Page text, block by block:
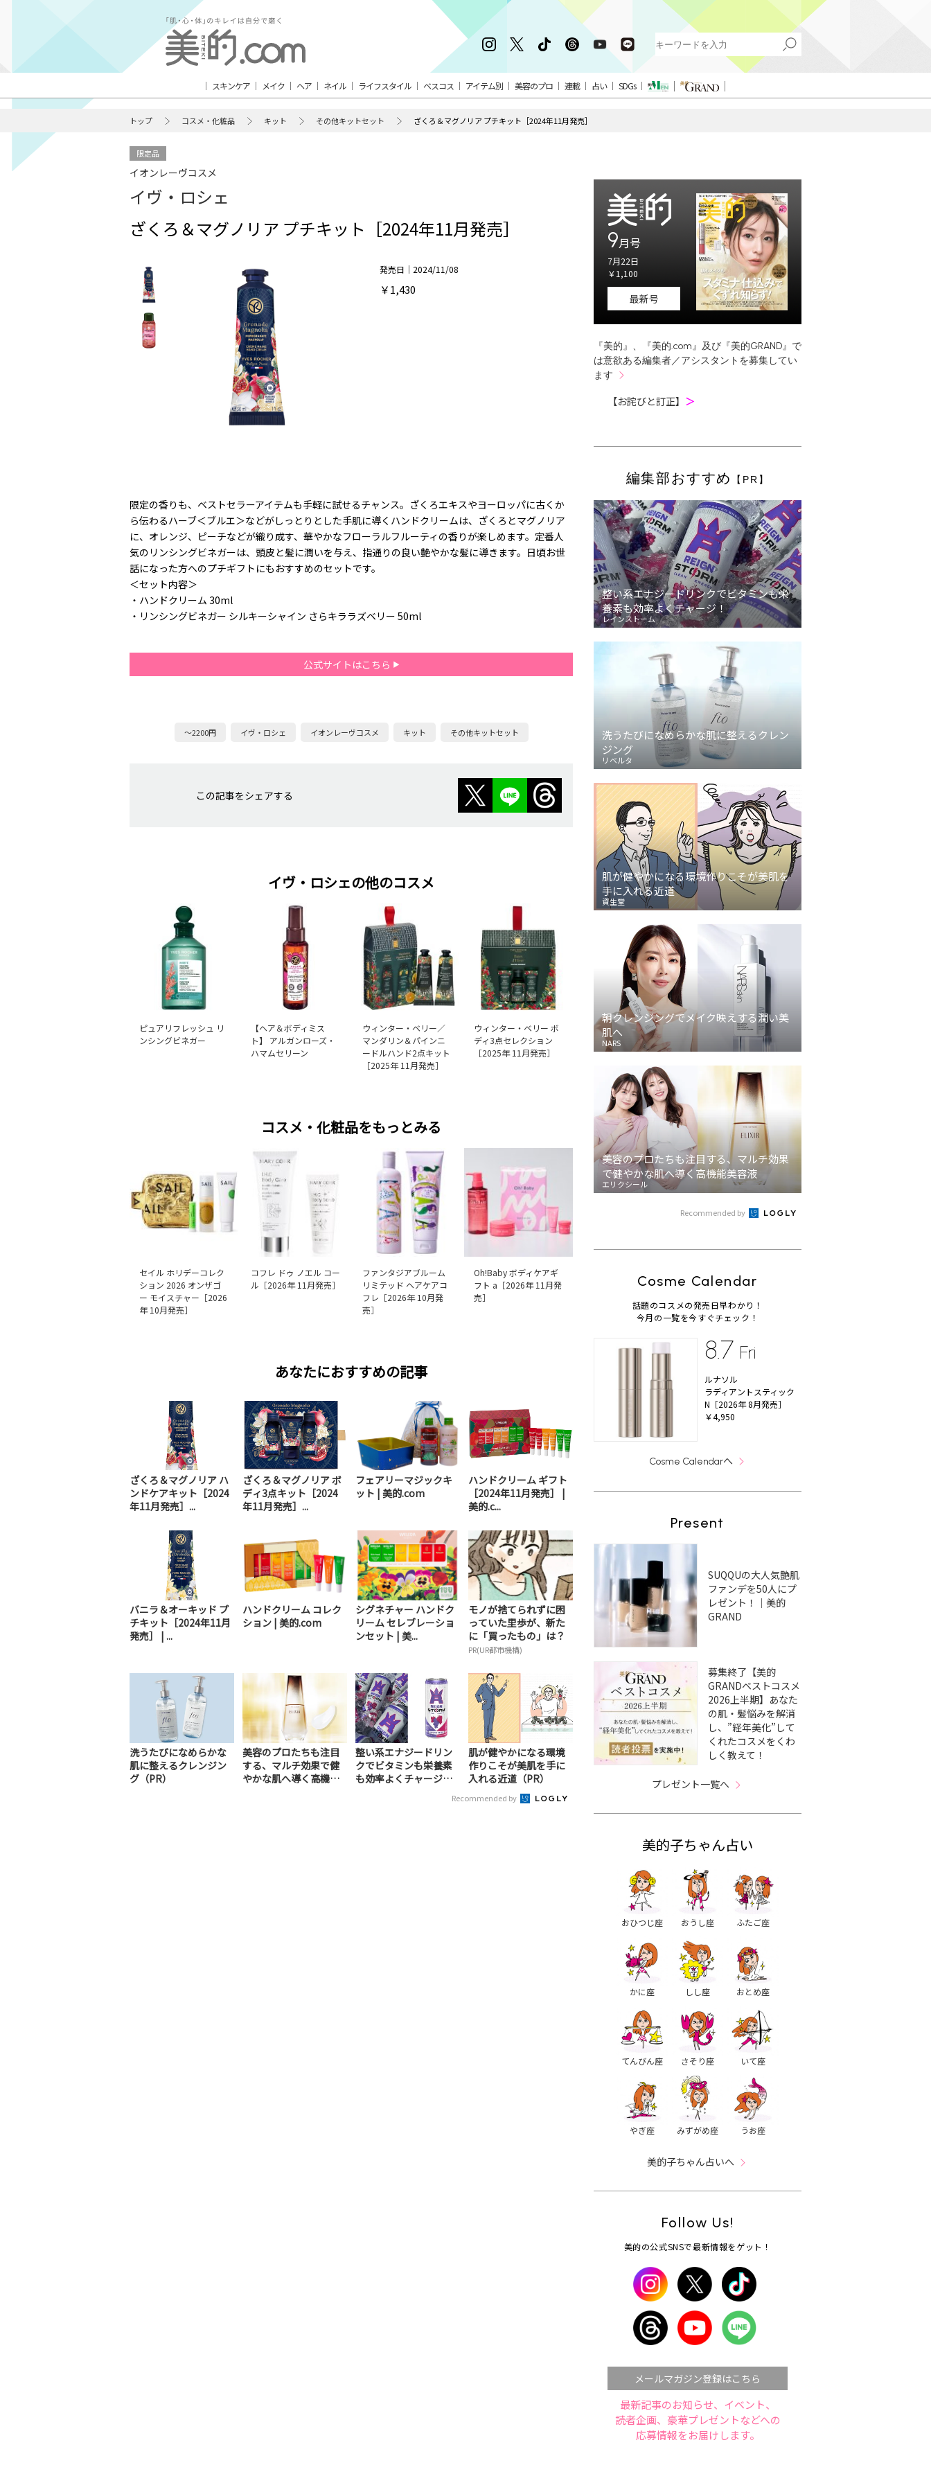
スキンケア メイク ヘア ネイル ライフスタイル ベスコス アイテム別 美容のプロ 連載 占い SDGs
トップ コスメ・化粧品 キット その他キットセット ざくろ＆マグノリア プチキット［2024年11月発売］
限定品
イオンレーヴコスメ
イヴ・ロシェ
ざくろ＆マグノリア プチキット［2024年11月発売］
発売日｜2024/11/08
￥1,430
限定の香りも、ベストセラーアイテムも手軽に試せるチャンス。ざくろエキスやヨーロッパに古くか
ら伝わるハーブ＜ブルエ＞などがしっとりとした手肌に導くハンドクリームは、ざくろとマグノリア
に、オレンジ、ピーチなどが織り成す、華やかなフローラルフルーティの香りが楽しめます。定番人
気のリンシングビネガーは、頭皮と髪に潤いを与え、指通りの良い艶やかな髪に導きます。日頃お世
話になった方へのプチギフトにもおすすめのセットです。
＜セット内容＞
・ハンドクリーム 30ml
・リンシングビネガー シルキーシャイン さらキララズベリー 50ml
公式サイトはこちら
～2200円 イヴ・ロシェ イオンレーヴコスメ キット その他キットセット
この記事をシェアする
イヴ・ロシェの他のコスメ
ピュアリフレッシュ リ
ンシングビネガー
【ヘア＆ボディミス
ト】 アルガンローズ・
ハマムセリーン
ウィンター・ベリー／
マンダリン＆パインニ
ードルハンド2点キット
［2025年 11月発売］
ウィンター・ベリー ボ
ディ3点セレクション
［2025年 11月発売］
コスメ・化粧品をもっとみる
セイル ホリデーコレク
ション 2026 オンザゴ
ー モイスチャー［2026
年 10月発売］
コフレ ドゥ ノエル コー
ル［2026年 11月発売］
ファンタジアブルーム
リミテッド ヘアケアコ
フレ［2026年 10月発
売］
Oh!Baby ボディケアギ
フト a［2026年 11月発
売］
あなたにおすすめの記事
ざくろ＆マグノリア ハ
ンドケアキット［2024
年11月発売］...
ざくろ＆マグノリア ボ
ディ3点キット［2024
年11月発売］...
フェアリーマジックキ
ット | 美的.com
ハンドクリーム ギフト
［2024年11月発売］ |
美的.c...
バニラ＆オーキッド プ
チキット［2024年11月
発売］ | ...
ハンドクリーム コレク
ション | 美的.com
シグネチャー ハンドク
リーム セレブレーショ
ンセット | 美...
モノが捨てられずに困
っていた里歩が、新た
に「買ったもの」は？
PR(UR都市機構)
洗うたびになめらかな
肌に整えるクレンジン
グ（PR）
美容のプロたちも注目
する、マルチ効果で健
やかな肌へ導く高機能
整い系エナジードリン
クでビタミンも栄養素
も効率よくチャージ！
肌が健やかになる環境
作りこそが美肌を手に
入れる近道（PR）
Recommended by
9月号
7月22日
￥1,100
最新号
『美的』、『美的.com』及び『美的GRAND』で
は意欲ある編集者／アシスタントを募集してい
ます
【お詫びと訂正】 ＞
編集部おすすめ 【PR】
整い系エナジードリンクでビタミンも栄
養素も効率よくチャージ！
レインストーム
洗うたびになめらかな肌に整えるクレン
ジング
リベルタ
肌が健やかになる環境作りこそが美肌を
手に入れる近道
資生堂
朝クレンジングでメイク映えする潤い美
肌へ
NARS
美容のプロたちも注目する、マルチ効果
で健やかな肌へ導く高機能美容液
エリクシール
Recommended by
Cosme Calendar
話題のコスメの発売日早わかり！
今月の一覧を今すぐチェック！
8.7 Fri
ルナソル
ラディアントスティック
N［2026年 8月発売］
￥4,950
Cosme Calendarへ
Present
SUQQUの大人気艶肌
ファンデを50人にプ
レゼント！｜美的
GRAND
募集終了【美的
GRANDベストコスメ
2026上半期】あなた
の肌・髪悩みを解消
し、”経年美化”して
くれたコスメをくわ
しく教えて！
プレゼント一覧へ
美的子ちゃん占い
おひつじ座 おうし座 ふたご座
かに座 しし座 おとめ座
てんびん座 さそり座 いて座
やぎ座 みずがめ座 うお座
美的子ちゃん占いへ
Follow Us!
美的の公式SNSで最新情報をゲット！
メールマガジン登録はこちら
最新記事のお知らせ、イベント、
読者企画、豪華プレゼントなどへの
応募情報をお届けします。